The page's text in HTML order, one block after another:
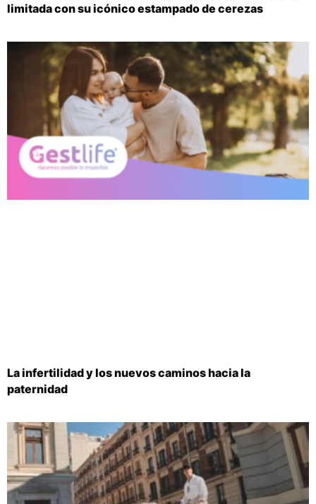
limitada con su icónico estampado de cerezas
La infertilidad y los nuevos caminos hacia la
paternidad